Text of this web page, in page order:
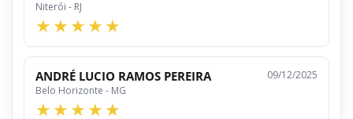
Niterói - RJ
ANDRÉ LUCIO RAMOS PEREIRA
Belo Horizonte - MG
09/12/2025